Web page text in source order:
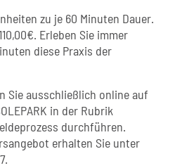
zu je 60 Minuten Dauer.
Erleben Sie immer
diese Praxis der
Sie ausschließlich online auf
in der Rubrik
durchführen.
erhalten Sie unter